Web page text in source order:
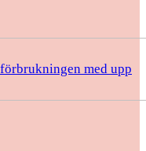
med upp